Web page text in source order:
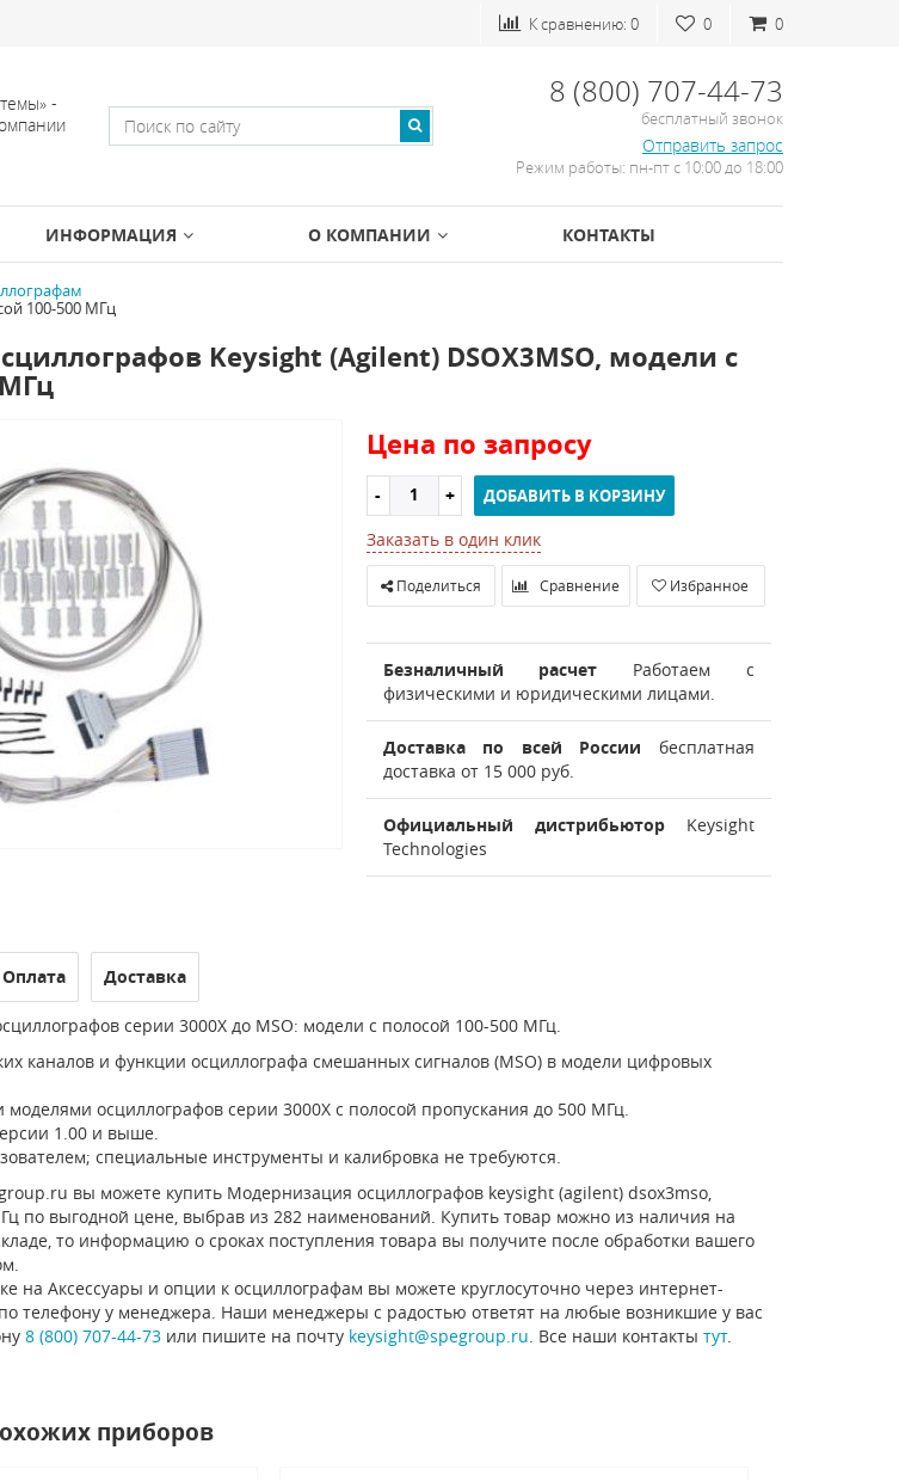
0
0
К сравнению: 0
-
8 (800) 707-44-73
бесплатный звонок
Отправить запрос
Режим работы: пн-пт с 10:00 до 18:00
ИНФОРМАЦИЯ О КОМПАНИИ КОНТАКТЫ
100-500 МГц
Keysight (Agilent) DSOX3MSO, модели с
Цена по запросу
ДОБАВИТЬ В КОРЗИНУ
Заказать в один клик
Поделиться Сравнение Избранное
Безналичный расчет Работаем с
физическими и юридическими лицами.
Доставка по всей России бесплатная
доставка от 15 000 руб.
Официальный дистрибьюторKeysight
Technologies
Оплата Доставка
серии 3000X до MSO: модели с полосой 100-500 МГц.
каналов и функции осциллографа смешанных сигналов (MSO) в модели цифровых
моделями осциллографов серии 3000X с полосой пропускания до 500 МГц.
1.00 и выше.
специальные инструменты и калибровка не требуются.
вы можете купить Модернизация осциллографов keysight (agilent) dsox3mso,
по выгодной цене, выбрав из 282 наименований. Купить товар можно из наличия на
то информацию о сроках поступления товара вы получите после обработки вашего
на Аксессуары и опции к осциллографам вы можете круглосуточно через интернет-
телефону у менеджера. Наши менеджеры с радостью ответят на любые возникшие у вас
8 (800) 707-44-73или пишите на почту keysight@spegroup.ru . Все наши контакты тут.
приборов